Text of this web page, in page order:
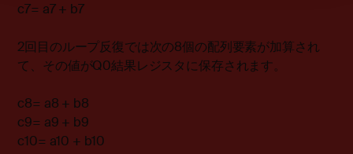
c7= a7 + b7
2回目のループ反復では次の8個の配列要素が加算され
て、その値がQ0結果レジスタに保存されます。
c8= a8 + b8
c9= a9 + b9
c10= a10 + b10